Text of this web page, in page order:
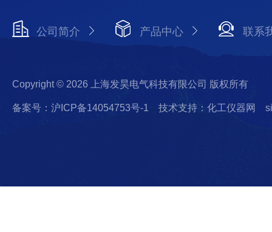
公司简介 产品中心 联系
Copyright © 2026 上海发昊电气科技有限公司 版权所有
备案号：沪ICP备14054753号-1 技术支持：化工仪器网